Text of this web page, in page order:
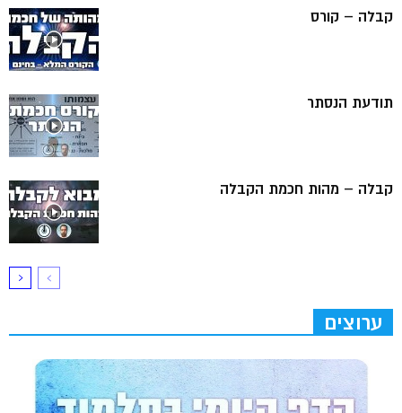
קבלה – קורס
תודעת הנסתר
קבלה – מהות חכמת הקבלה
ערוצים